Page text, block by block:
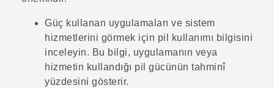
Güç kullanan uygulamaları ve sistem
hizmetlerini görmek için pil kullanımı bilgisini
inceleyin. Bu bilgi, uygulamanın veya
hizmetin kullandığı pil gücünün tahminî
yüzdesini gösterir.